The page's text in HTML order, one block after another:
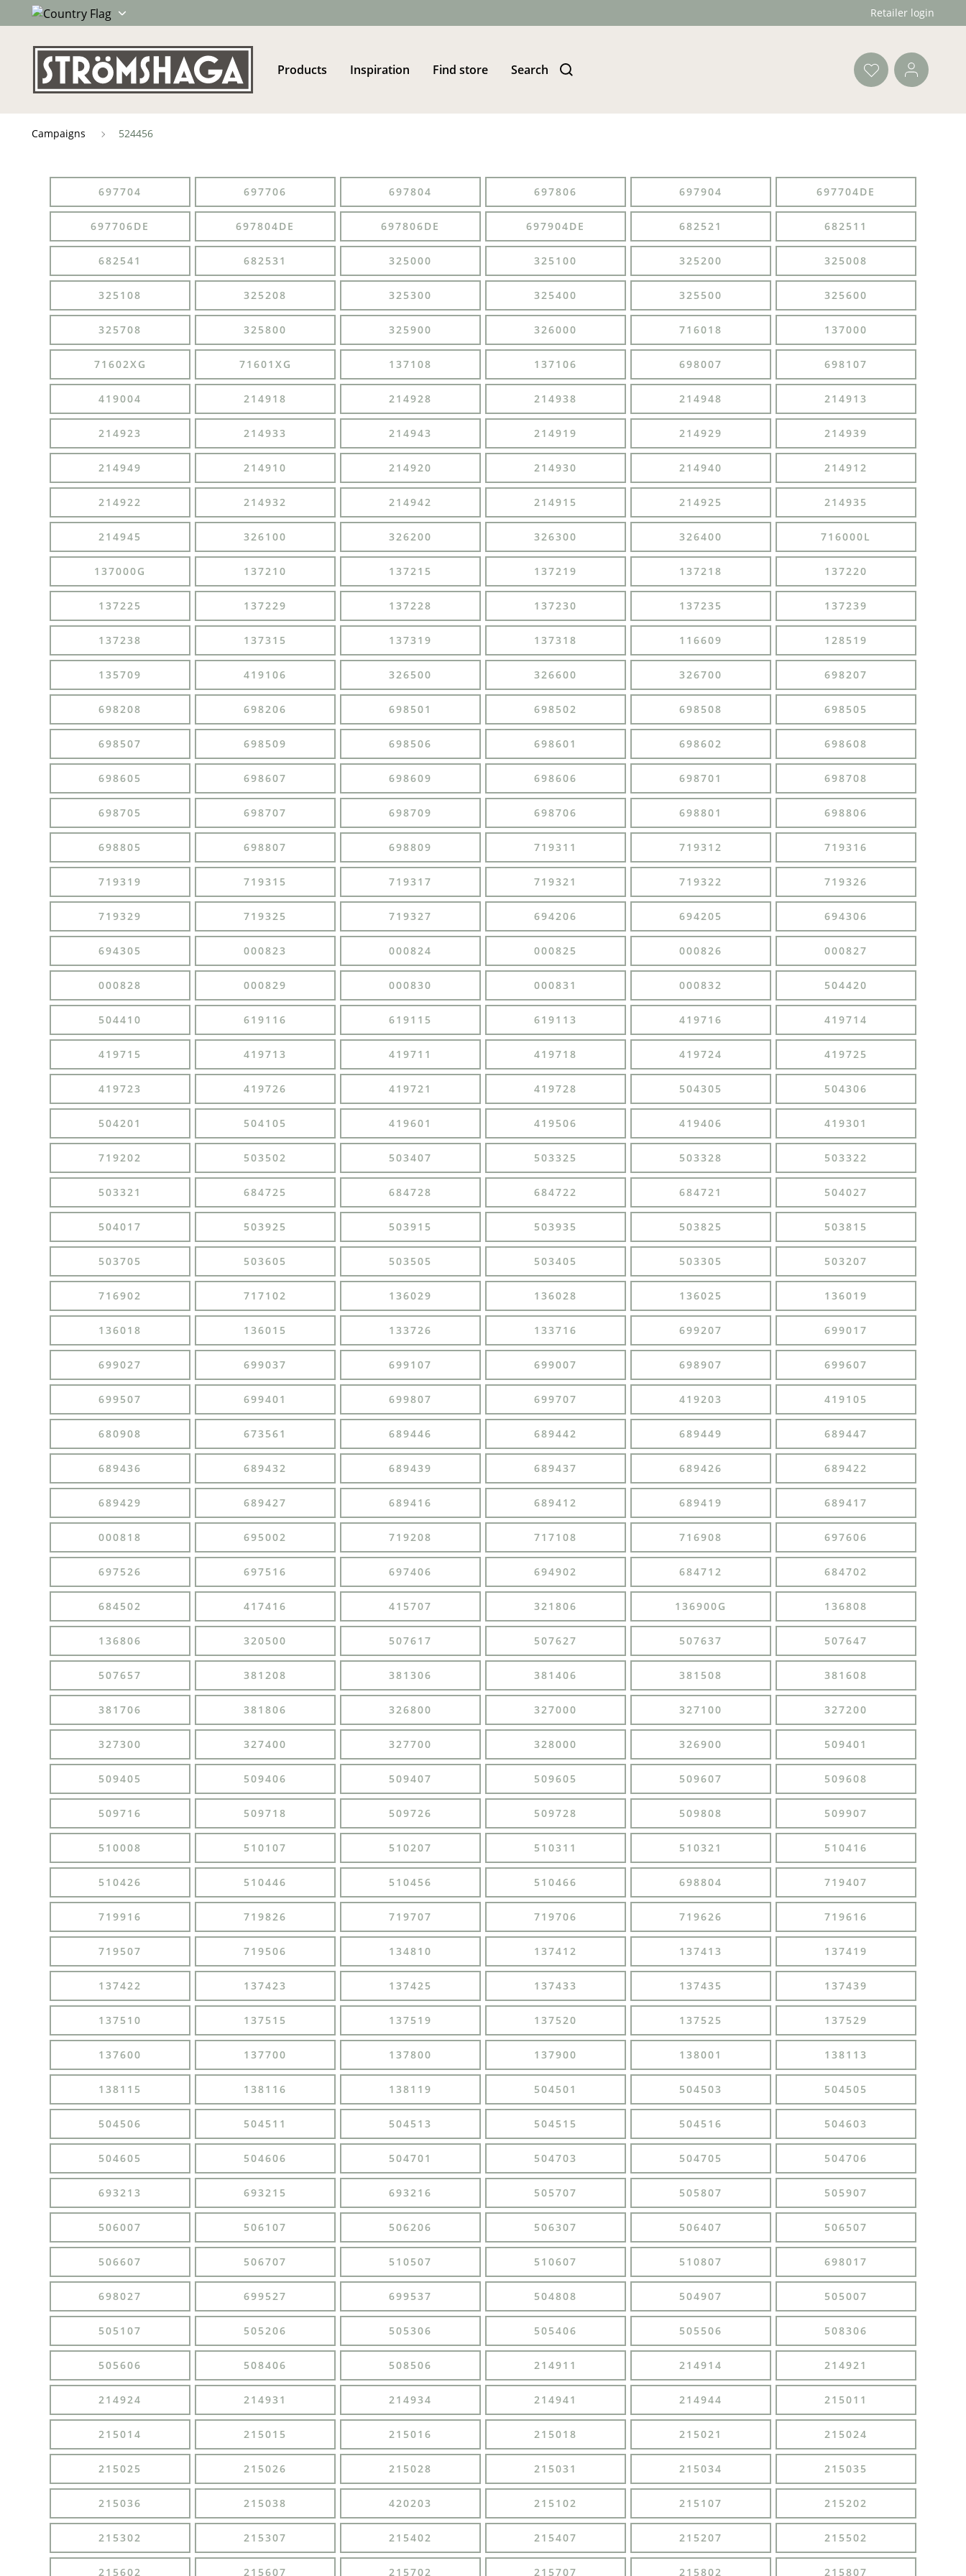
Retailer login
Products Inspiration Find store Search
Campaigns 524456
697704 697706 697804 697806 697904 697704DE
697706DE 697804DE 697806DE 697904DE 682521 682511
682541 682531 325000 325100 325200 325008
325108 325208 325300 325400 325500 325600
325708 325800 325900 326000 716018 137000
71602XG 71601XG 137108 137106 698007 698107
419004 214918 214928 214938 214948 214913
214923 214933 214943 214919 214929 214939
214949 214910 214920 214930 214940 214912
214922 214932 214942 214915 214925 214935
214945 326100 326200 326300 326400 716000L
137000G 137210 137215 137219 137218 137220
137225 137229 137228 137230 137235 137239
137238 137315 137319 137318 116609 128519
135709 419106 326500 326600 326700 698207
698208 698206 698501 698502 698508 698505
698507 698509 698506 698601 698602 698608
698605 698607 698609 698606 698701 698708
698705 698707 698709 698706 698801 698806
698805 698807 698809 719311 719312 719316
719319 719315 719317 719321 719322 719326
719329 719325 719327 694206 694205 694306
694305 000823 000824 000825 000826 000827
000828 000829 000830 000831 000832 504420
504410 619116 619115 619113 419716 419714
419715 419713 419711 419718 419724 419725
419723 419726 419721 419728 504305 504306
504201 504105 419601 419506 419406 419301
719202 503502 503407 503325 503328 503322
503321 684725 684728 684722 684721 504027
504017 503925 503915 503935 503825 503815
503705 503605 503505 503405 503305 503207
716902 717102 136029 136028 136025 136019
136018 136015 133726 133716 699207 699017
699027 699037 699107 699007 698907 699607
699507 699401 699807 699707 419203 419105
680908 673561 689446 689442 689449 689447
689436 689432 689439 689437 689426 689422
689429 689427 689416 689412 689419 689417
000818 695002 719208 717108 716908 697606
697526 697516 697406 694902 684712 684702
684502 417416 415707 321806 136900G 136808
136806 320500 507617 507627 507637 507647
507657 381208 381306 381406 381508 381608
381706 381806 326800 327000 327100 327200
327300 327400 327700 328000 326900 509401
509405 509406 509407 509605 509607 509608
509716 509718 509726 509728 509808 509907
510008 510107 510207 510311 510321 510416
510426 510446 510456 510466 698804 719407
719916 719826 719707 719706 719626 719616
719507 719506 134810 137412 137413 137419
137422 137423 137425 137433 137435 137439
137510 137515 137519 137520 137525 137529
137600 137700 137800 137900 138001 138113
138115 138116 138119 504501 504503 504505
504506 504511 504513 504515 504516 504603
504605 504606 504701 504703 504705 504706
693213 693215 693216 505707 505807 505907
506007 506107 506206 506307 506407 506507
506607 506707 510507 510607 510807 698017
698027 699527 699537 504808 504907 505007
505107 505206 505306 505406 505506 508306
505606 508406 508506 214911 214914 214921
214924 214931 214934 214941 214944 215011
215014 215015 215016 215018 215021 215024
215025 215026 215028 215031 215034 215035
215036 215038 420203 215102 215107 215202
215302 215307 215402 215407 215207 215502
215602 215607 215702 215707 215802 215807